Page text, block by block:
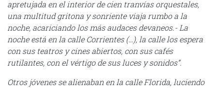
apretujada en el interior de cien tranvías orquestales,
una multitud gritona y sonriente viaja rumbo a la
noche, acariciando los más audaces devaneos.- La
noche está en la calle Corrientes (…), la calle los espera
con sus teatros y cines abiertos, con sus cafés
rutilantes, con el vértigo de sus luces y sonidos”.
Otros jóvenes se alienaban en la calle Florida, luciendo